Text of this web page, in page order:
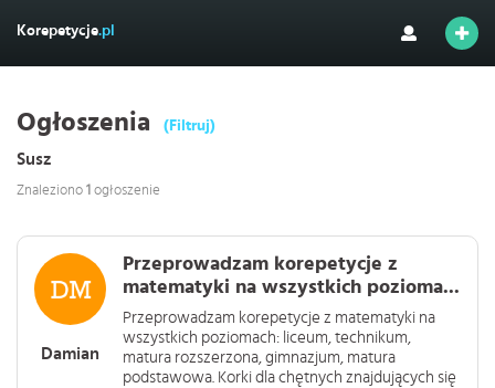
Korepetycje.pl
Ogłoszenia (Filtruj)
Susz
Znaleziono 1 ogłoszenie
Damian
Przeprowadzam korepetycje z
matematyki na wszystkich pozioma...
Przeprowadzam korepetycje z matematyki na
wszystkich poziomach: liceum, technikum,
matura rozszerzona, gimnazjum, matura
podstawowa. Korki dla chętnych znajdujących się